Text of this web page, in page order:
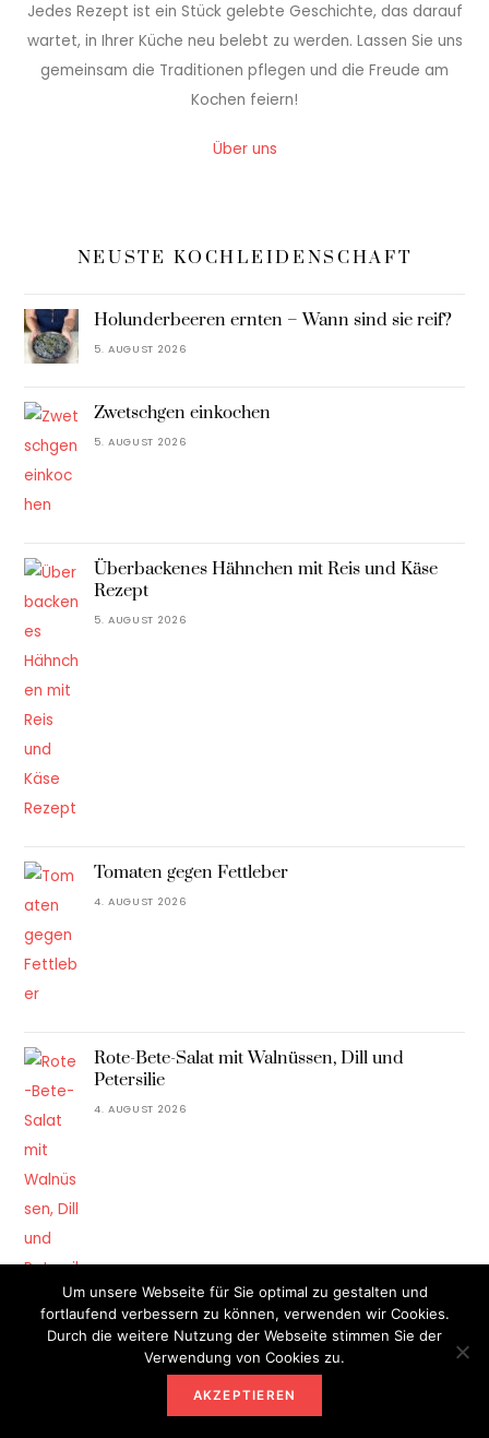
Jedes Rezept ist ein Stück gelebte Geschichte, das darauf
wartet, in Ihrer Küche neu belebt zu werden. Lassen Sie uns
gemeinsam die Traditionen pflegen und die Freude am
Kochen feiern!
Über uns
NEUSTE KOCHLEIDENSCHAFT
Holunderbeeren ernten – Wann sind sie reif?
5. AUGUST 2026
Zwetschgen einkochen
5. AUGUST 2026
Überbackenes Hähnchen mit Reis und Käse
Rezept
5. AUGUST 2026
Tomaten gegen Fettleber
4. AUGUST 2026
Rote-Bete-Salat mit Walnüssen, Dill und
Petersilie
4. AUGUST 2026
Um unsere Webseite für Sie optimal zu gestalten und
fortlaufend verbessern zu können, verwenden wir Cookies.
Durch die weitere Nutzung der Webseite stimmen Sie der
Verwendung von Cookies zu.
AKZEPTIEREN